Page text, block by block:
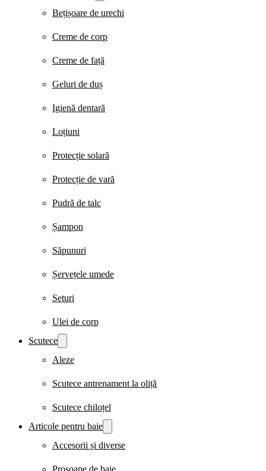
Bețișoare de urechi
Creme de corp
Creme de față
Geluri de duș
Igienă dentară
Loțiuni
Protecție solară
Protecție de vară
Pudră de talc
Șampon
Săpunuri
Șervețele umede
Seturi
Ulei de corp
Scutece
Aleze
Scutece antrenament la oliță
Scutece chiloțel
Articole pentru baie
Accesorii și diverse
Prosoape de baie